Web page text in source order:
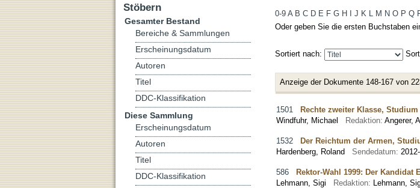
0-9 A B C D E F G H J K L M N O P Q
Oder geben Sie die ersten Buchstaben
Sortiert nach:
Anzeige der Dokumente 148-167 von
1501 Rechte zweiter Klasse, Studium
Windfuhr, Michael
Redaktion: Angerer,
1532 Der Reichtum der Armen,
Hardenberg, Roland
Sendedatum:
586 Rektor-Wahl 1999: Der Kandidat
Lehmann, Sigi
Redaktion: Lehmann,
Stöbern
Gesamter Bestand
Bereiche & Sammlungen
Erscheinungsdatum
Autoren
Titel
DDC-Klassifikation
Diese Sammlung
Erscheinungsdatum
Autoren
Titel
DDC-Klassifikation